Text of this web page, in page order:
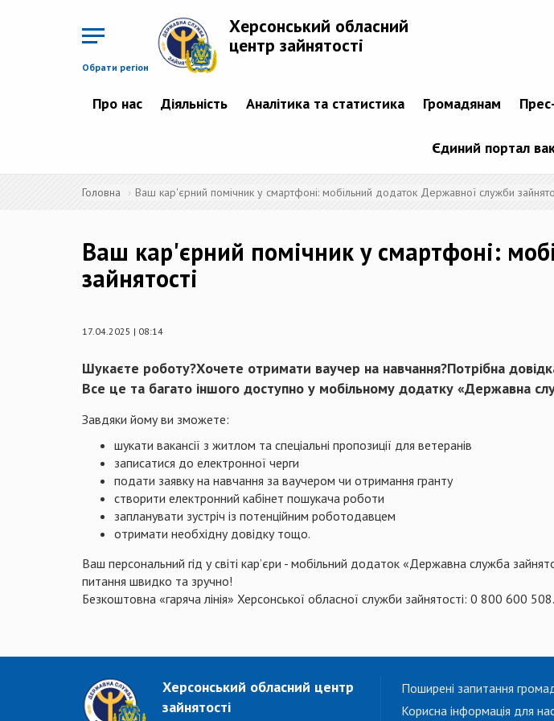
Обрати регіон
Херсонський обласний
центр зайнятості
Про нас Діяльність Аналітика та статистика Громадянам
Єдиний портал
Головна Ваш кар'єрний помічник у смартфоні: мобільний додаток Державної служби
Ваш кар'єрний помічник у смартфоні:
зайнятості
17.04.2025 | 08:14
Шукаєте роботу?Хочете отримати ваучер на навчання?Потрібна
Все це та багато іншого доступно у мобільному додатку «Державна
Завдяки йому ви зможете:
шукати вакансії з житлом та спеціальні пропозиції для ветеранів
записатися до електронної черги
подати заявку на навчання за ваучером чи отримання гранту
створити електронний кабінет пошукача роботи
запланувати зустріч із потенційним роботодавцем
отримати необхідну довідку тощо.
Ваш персональний гід у світі кар’єри - мобільний додаток «Державна служба
питання швидко та зручно!
Безкоштовна «гаряча лінія» Херсонської обласної служби зайнятості: 0 800 600 508.
Херсонський обласний центр
зайнятості
Поширені запитання
Корисна інформація для